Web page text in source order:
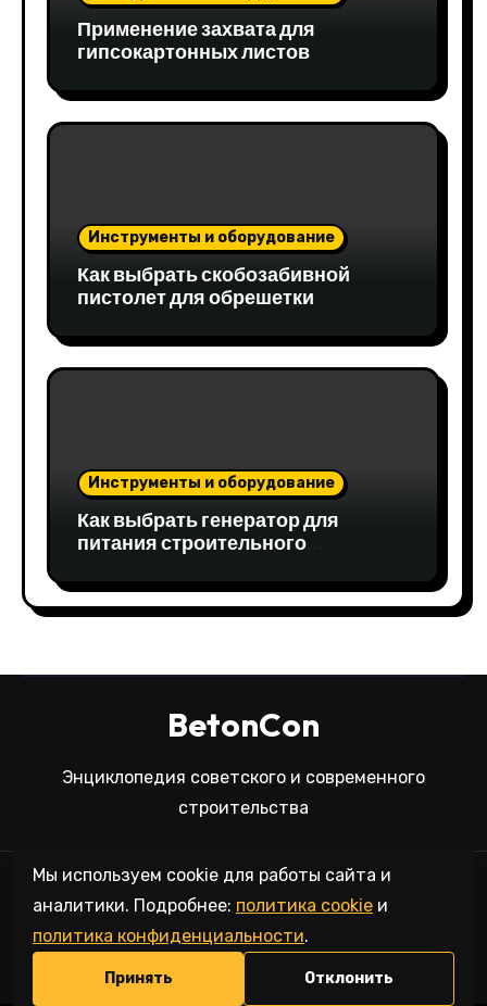
Применение захвата для
гипсокартонных листов
Инструменты и оборудование
Как выбрать скобозабивной
пистолет для обрешетки
Инструменты и оборудование
Как выбрать генератор для
питания строительного
BetonCon
Энциклопедия советского и современного
строительства
Политика конфиденциальности
Политика обработки персональных данных
Согласие на обработку персональных данных
Пользовательское соглашение
Политика cookie
Мы используем cookie для работы сайта и
аналитики. Подробнее: политика cookie и
политика конфиденциальности.
Принять Отклонить